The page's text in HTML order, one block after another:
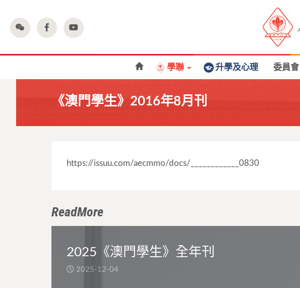
學聯 升學及心理 委員會
《澳門學生》2016年8月刊
https://issuu.com/aecmmo/docs/____________0830
ReadMore
2025《澳門學生》全年刊
2025-12-04